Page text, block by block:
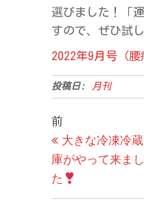
選びました！「
すので、ぜひ試
2022年9月号（腰
投稿日: 月刊
投
稿
ナ
ビ
過
去
の
投
前
大きな冷凍冷蔵
庫がやって来まし
た